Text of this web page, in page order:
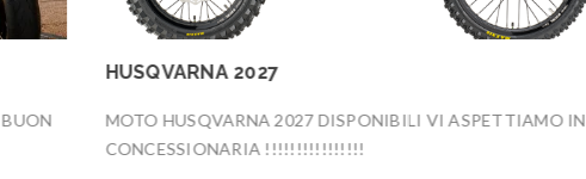
HUSQVARNA 2027
MOTO HUSQVARNA 2027 DISPONIBILI VI ASPETTIAMO IN
CONCESSIONARIA !!!!!!!!!!!!!!!!